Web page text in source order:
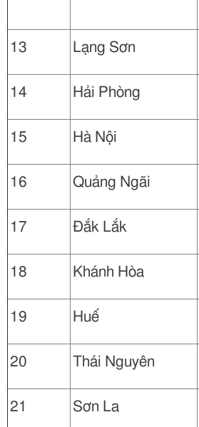
13 Lạng Sơn
14 Hải Phòng
15 Hà Nội
16 Quảng Ngãi
17 Đắk Lắk
18 Khánh Hòa
19 Huế
20 Thái Nguyên
21 Sơn La